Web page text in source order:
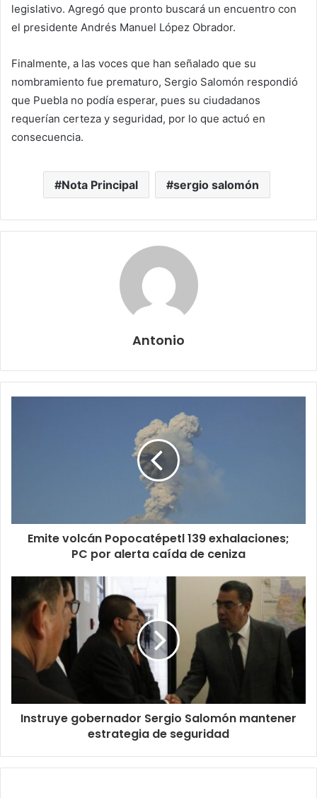
legislativo. Agregó que pronto buscará un encuentro con
el presidente Andrés Manuel López Obrador.
Finalmente, a las voces que han señalado que su
nombramiento fue prematuro, Sergio Salomón respondió
que Puebla no podía esperar, pues su ciudadanos
requerían certeza y seguridad, por lo que actuó en
consecuencia.
Nota Principal sergio salomón
Antonio
Emite volcán Popocatépetl 139 exhalaciones;
PC por alerta caída de ceniza
Instruye gobernador Sergio Salomón mantener
estrategia de seguridad